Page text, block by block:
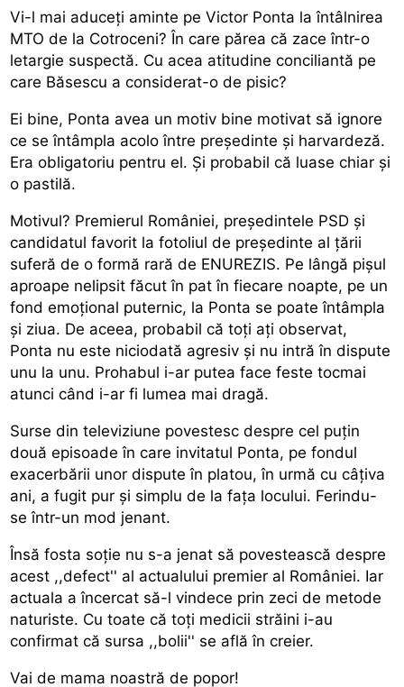
Vi-l mai aduceţi aminte pe Victor Ponta la întâlnirea
MTO de la Cotroceni? În care părea că zace într-o
letargie suspectă. Cu acea atitudine conciliantă pe
care Băsescu a considerat-o de pisic?
Ei bine, Ponta avea un motiv bine motivat să ignore
ce se întâmpla acolo între preşedinte şi harvardeză.
Era obligatoriu pentru el. Şi probabil că luase chiar şi
o pastilă.
Motivul? Premierul României, preşedintele PSD şi
candidatul favorit la fotoliul de preşedinte al ţării
suferă de o formă rară de ENUREZIS. Pe lângă pişul
aproape nelipsit făcut în pat în fiecare noapte, pe un
fond emoţional puternic, la Ponta se poate întâmpla
şi ziua. De aceea, probabil că toţi aţi observat,
Ponta nu este niciodată agresiv şi nu intră în dispute
unu la unu. Prohabul i-ar putea face feste tocmai
atunci când i-ar fi lumea mai dragă.
Surse din televiziune povestesc despre cel puţin
două episoade în care invitatul Ponta, pe fondul
exacerbării unor dispute în platou, în urmă cu câţiva
ani, a fugit pur şi simplu de la faţa locului. Ferindu-
se într-un mod jenant.
Însă fosta soţie nu s-a jenat să povestească despre
acest ,,defect'' al actualului premier al României. Iar
actuala a încercat să-l vindece prin zeci de metode
naturiste. Cu toate că toţi medicii străini i-au
confirmat că sursa ,,bolii'' se află în creier.
Vai de mama noastră de popor!